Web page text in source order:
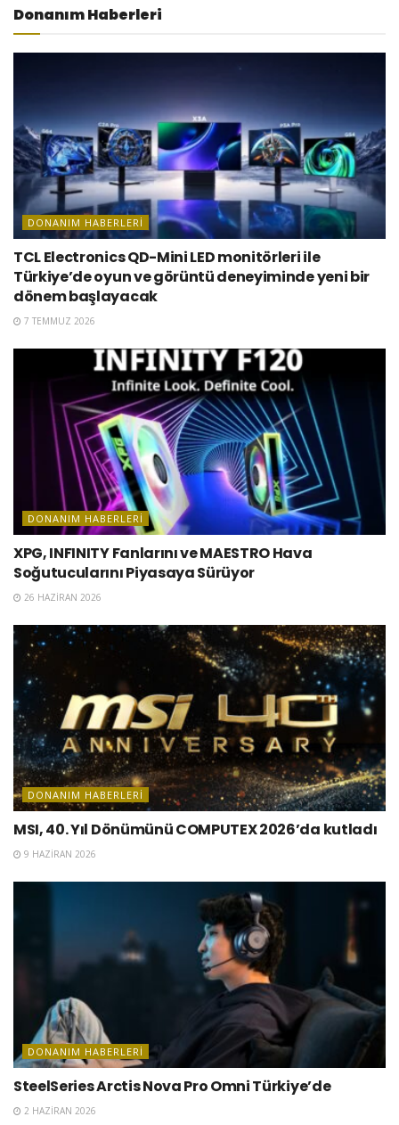
Donanım Haberleri
DONANIM HABERLERI
TCL Electronics QD-Mini LED monitörleri ile
Türkiye’de oyun ve görüntü deneyiminde yeni bir
dönem başlayacak
7 TEMMUZ 2026
DONANIM HABERLERI
XPG, INFINITY Fanlarını ve MAESTRO Hava
Soğutucularını Piyasaya Sürüyor
26 HAZIRAN 2026
DONANIM HABERLERI
MSI, 40. Yıl Dönümünü COMPUTEX 2026’da kutladı
9 HAZIRAN 2026
DONANIM HABERLERI
SteelSeries Arctis Nova Pro Omni Türkiye’de
2 HAZIRAN 2026